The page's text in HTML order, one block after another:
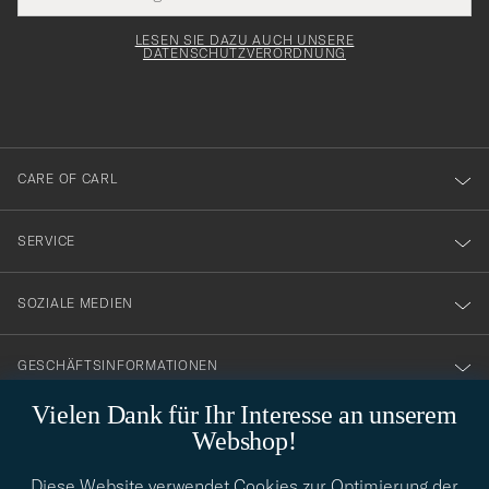
Vielen Dank für Ihr Interesse an unserem
Webshop!
Adresse
för
dig
till
vårt
nyhetsbrev!
LESEN SIE DAZU AUCH UNSERE
DATENSCHUTZVERORDNUNG
CARE OF CARL
SERVICE
SOZIALE MEDIEN
GESCHÄFTSINFORMATIONEN